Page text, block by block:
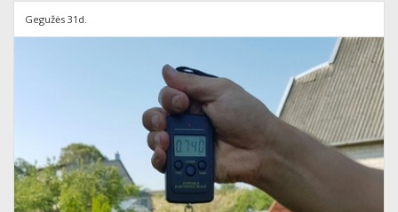
Gegužės 31d.